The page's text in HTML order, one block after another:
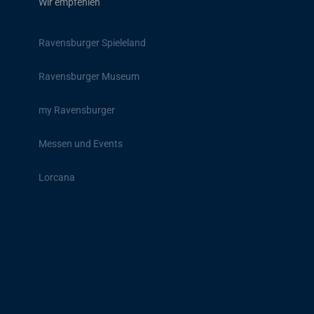
Ravensburger Spieleland
Ravensburger Museum
my Ravensburger
Messen und Events
Lorcana